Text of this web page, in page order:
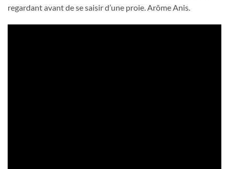
regardant avant de se saisir d’une proie. Arôme Anis.